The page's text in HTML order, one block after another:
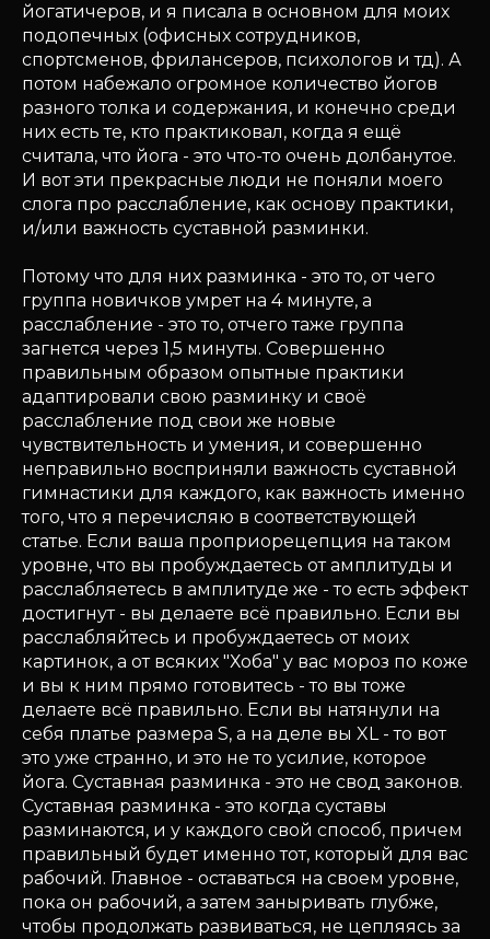
йогатичеров, и я писала в основном для моих
подопечных (офисных сотрудников,
спортсменов, фрилансеров, психологов и тд). А
потом набежало огромное количество йогов
разного толка и содержания, и конечно среди
них есть те, кто практиковал, когда я ещё
считала, что йога - это что-то очень долбанутое.
И вот эти прекрасные люди не поняли моего
слога про расслабление, как основу практики,
и/или важность суставной разминки.
Потому что для них разминка - это то, от чего
группа новичков умрет на 4 минуте, а
расслабление - это то, отчего таже группа
загнется через 1,5 минуты. Совершенно
правильным образом опытные практики
адаптировали свою разминку и своё
расслабление под свои же новые
чувствительность и умения, и совершенно
неправильно восприняли важность суставной
гимнастики для каждого, как важность именно
того, что я перечисляю в соответствующей
статье. Если ваша проприорецепция на таком
уровне, что вы пробуждаетесь от амплитуды и
расслабляетесь в амплитуде же - то есть эффект
достигнут - вы делаете всё правильно. Если вы
расслабляйтесь и пробуждаетесь от моих
картинок, а от всяких "Хоба" у вас мороз по коже
и вы к ним прямо готовитесь - то вы тоже
делаете всё правильно. Если вы натянули на
себя платье размера S, а на деле вы XL - то вот
это уже странно, и это не то усилие, которое
йога. Суставная разминка - это не свод законов.
Суставная разминка - это когда суставы
разминаются, и у каждого свой способ, причем
правильный будет именно тот, который для вас
рабочий. Главное - оставаться на своем уровне,
пока он рабочий, а затем заныривать глубже,
чтобы продолжать развиваться, не цепляясь за